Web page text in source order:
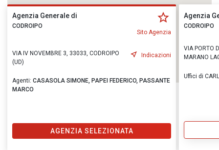
Agenzia Generale di
CODROIPO
Sito Agenzia
VIA IV NOVEMBRE 3, 33033, CODROIPO
(UD)
Indicazioni
Agenti: CASASOLA SIMONE, PAPEI FEDERICO, PASSANTE
MARCO
AGENZIA SELEZIONATA
Agenzia
CODROIPO
VIA PORTO
MARANO
Uffici di